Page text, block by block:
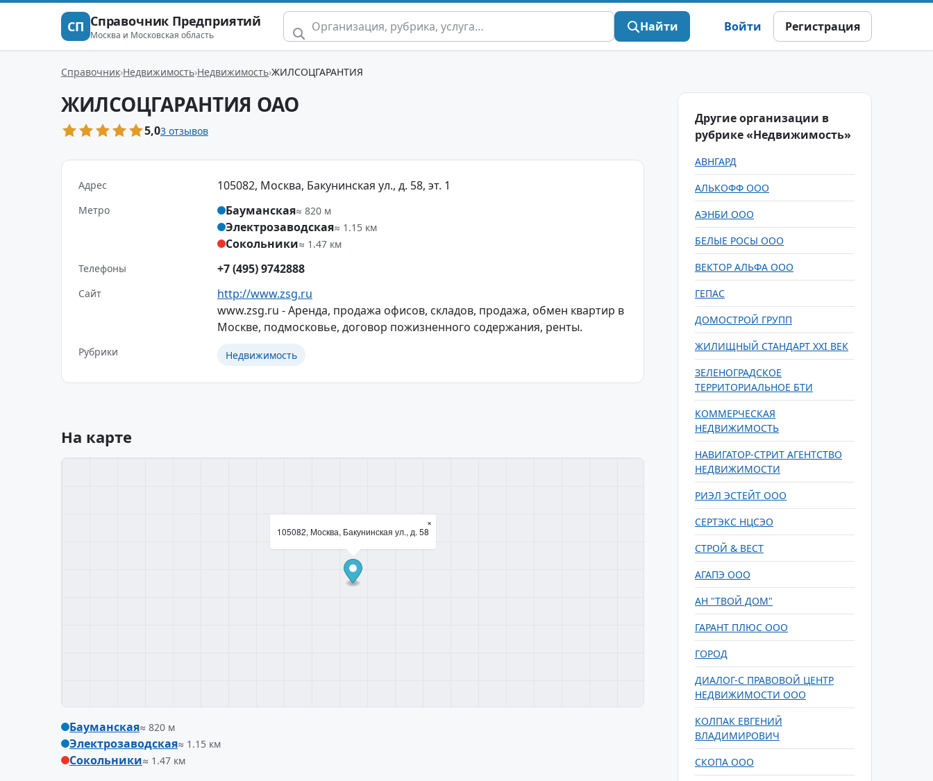
СП Справочник Предприятий
Москва и Московская область
Найти Войти Регистрация
Справочник Недвижимость Недвижимость ЖИЛСОЦГАРАНТИЯ
ЖИЛСОЦГАРАНТИЯ ОАО
5,03 отзывов
Адрес 105082, Москва, Бакунинская ул., д. 58, эт. 1
Метро Бауманская≈ 820 м
Электрозаводская≈ 1.15 км
Сокольники≈ 1.47 км
Телефоны
+7 (495) 9742888
Сайт
http://www.zsg.ru
www.zsg.ru - Аренда, продажа офисов, складов, продажа, обмен квартир в
Москве, подмосковье, договор пожизненного содержания, ренты.
Рубрики Недвижимость
На карте
105082, Москва, Бакунинская ул., д. 58
×
Бауманская≈ 820 м
Электрозаводская≈ 1.15 км
Сокольники≈ 1.47 км
Другие организации в
рубрике «Недвижимость»
АВНГАРД
АЛЬКОФФ ООО
АЭНБИ ООО
БЕЛЫЕ РОСЫ ООО
ВЕКТОР АЛЬФА ООО
ГЕПАС
ДОМОСТРОЙ ГРУПП
ЖИЛИЩНЫЙ СТАНДАРТ XXI ВЕК
ЗЕЛЕНОГРАДСКОЕ
ТЕРРИТОРИАЛЬНОЕ БТИ
КОММЕРЧЕСКАЯ
НЕДВИЖИМОСТЬ
НАВИГАТОР-СТРИТ АГЕНТСТВО
НЕДВИЖИМОСТИ
РИЭЛ ЭСТЕЙТ ООО
СЕРТЭКС НЦСЭО
СТРОЙ & ВЕСТ
АГАПЭ ООО
АН "ТВОЙ ДОМ"
ГАРАНТ ПЛЮС ООО
ГОРОД
ДИАЛОГ-С ПРАВОВОЙ ЦЕНТР
НЕДВИЖИМОСТИ ООО
КОЛПАК ЕВГЕНИЙ
ВЛАДИМИРОВИЧ
СКОПА ООО